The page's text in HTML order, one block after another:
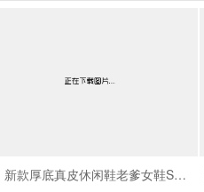
新款厚底真皮休闲鞋老爹女鞋SA7602-1